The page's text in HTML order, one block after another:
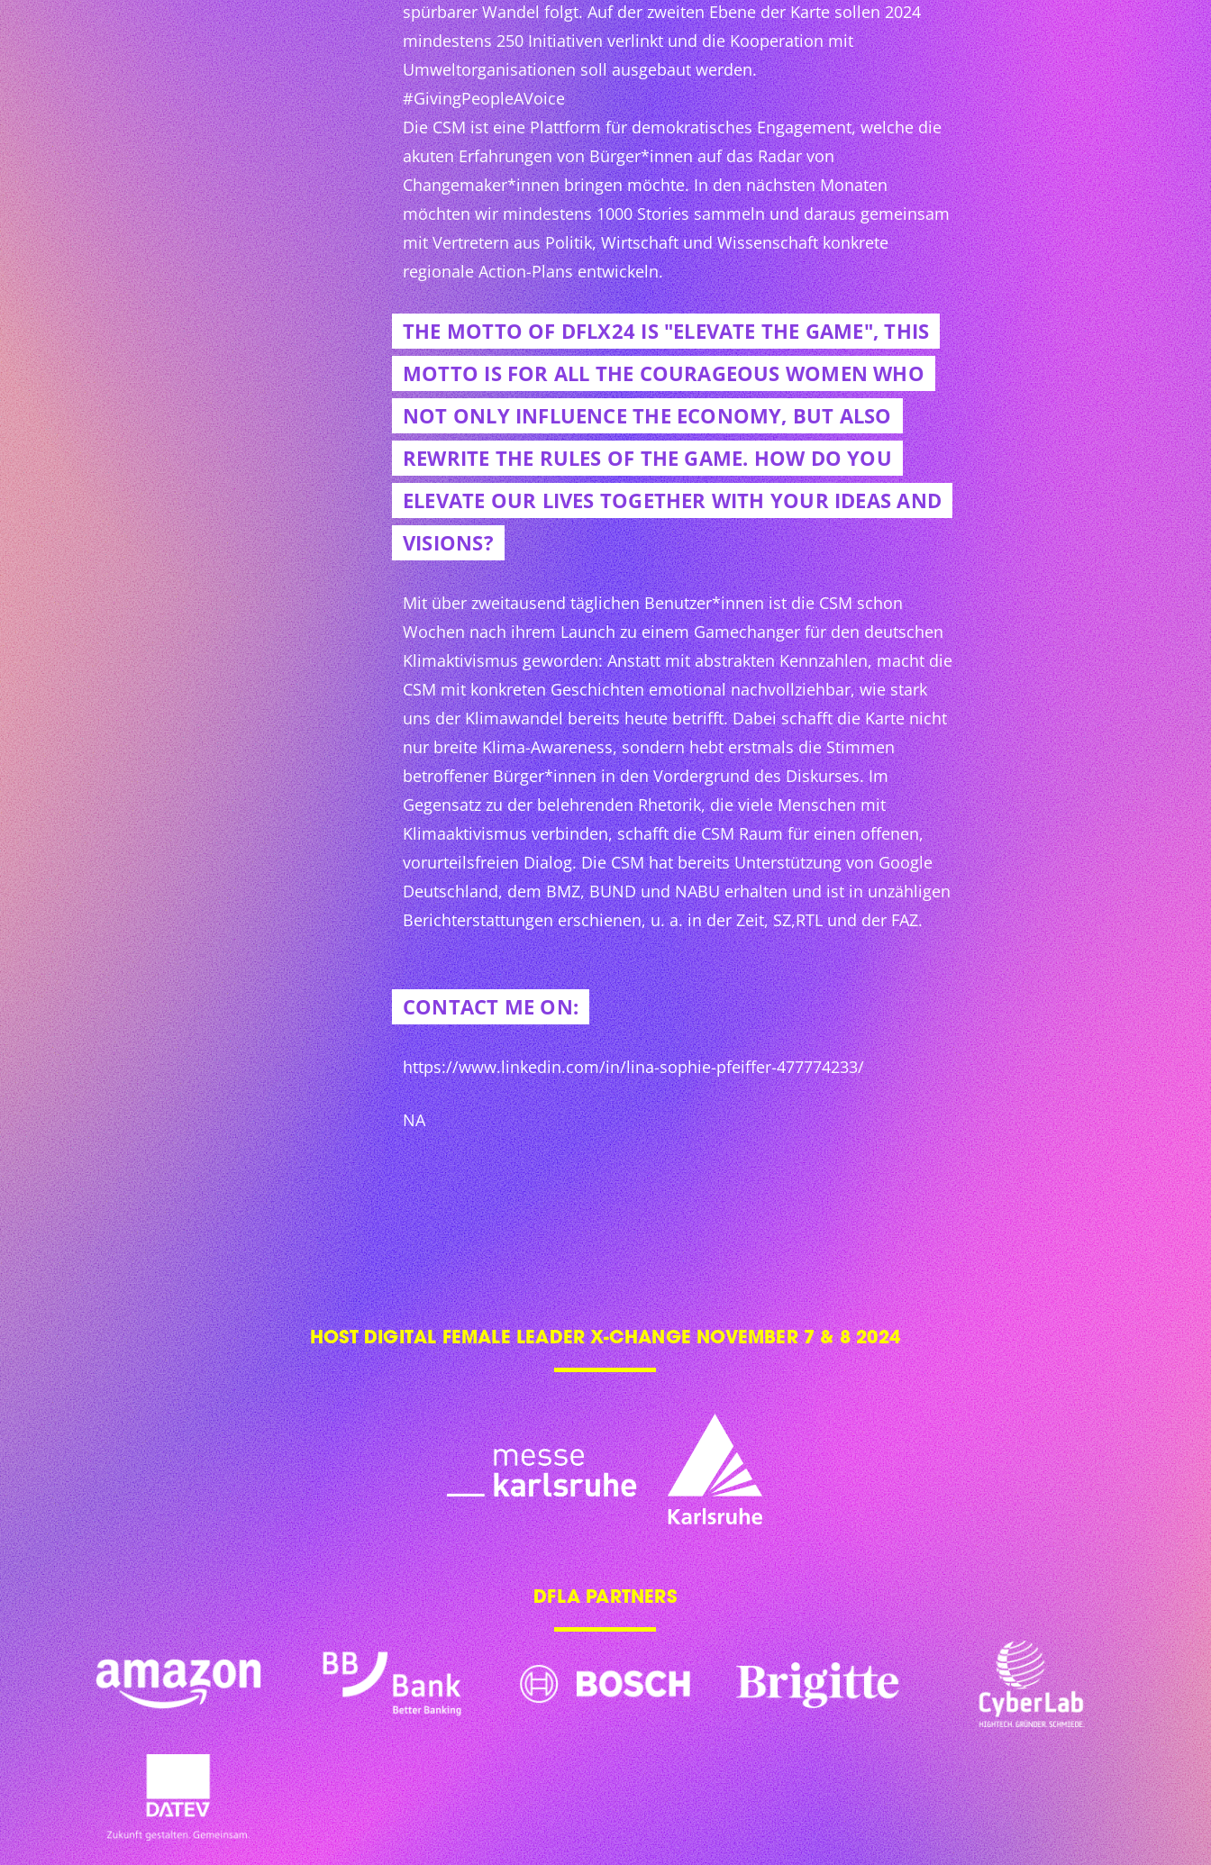
spürbarer Wandel folgt. Auf der zweiten Ebene der Karte sollen 2024
mindestens 250 Initiativen verlinkt und die Kooperation mit
Umweltorganisationen soll ausgebaut werden.
#GivingPeopleAVoice
Die CSM ist eine Plattform für demokratisches Engagement, welche die
akuten Erfahrungen von Bürger*innen auf das Radar von
Changemaker*innen bringen möchte. In den nächsten Monaten
möchten wir mindestens 1000 Stories sammeln und daraus gemeinsam
mit Vertretern aus Politik, Wirtschaft und Wissenschaft konkrete
regionale Action-Plans entwickeln.
THE MOTTO OF DFLX24 IS "ELEVATE THE GAME", THIS
MOTTO IS FOR ALL THE COURAGEOUS WOMEN WHO
NOT ONLY INFLUENCE THE ECONOMY, BUT ALSO
REWRITE THE RULES OF THE GAME. HOW DO YOU
ELEVATE OUR LIVES TOGETHER WITH YOUR IDEAS AND
VISIONS?
Mit über zweitausend täglichen Benutzer*innen ist die CSM schon
Wochen nach ihrem Launch zu einem Gamechanger für den deutschen
Klimaktivismus geworden: Anstatt mit abstrakten Kennzahlen, macht die
CSM mit konkreten Geschichten emotional nachvollziehbar, wie stark
uns der Klimawandel bereits heute betrifft. Dabei schafft die Karte nicht
nur breite Klima-Awareness, sondern hebt erstmals die Stimmen
betroffener Bürger*innen in den Vordergrund des Diskurses. Im
Gegensatz zu der belehrenden Rhetorik, die viele Menschen mit
Klimaaktivismus verbinden, schafft die CSM Raum für einen offenen,
vorurteilsfreien Dialog. Die CSM hat bereits Unterstützung von Google
Deutschland, dem BMZ, BUND und NABU erhalten und ist in unzähligen
Berichterstattungen erschienen, u. a. in der Zeit, SZ,RTL und der FAZ.
CONTACT ME ON:
https://www.linkedin.com/in/lina-sophie-pfeiffer-477774233/
NA
HOST DIGITAL FEMALE LEADER X-CHANGE NOVEMBER 7 & 8 2024
DFLA PARTNERS